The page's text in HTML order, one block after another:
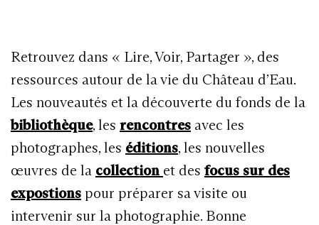
Retrouvez dans « Lire, Voir, Partager », des
ressources autour de la vie du Château d’Eau.
Les nouveautés et la découverte du fonds de la
bibliothèque, les rencontres avec les
photographes, les éditions, les nouvelles
œuvres de la collection et des focus sur des
expostions pour préparer sa visite ou
intervenir sur la photographie. Bonne